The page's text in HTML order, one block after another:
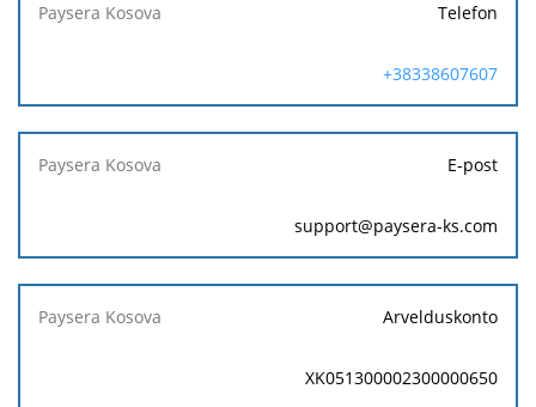
Telefon
+38338607607
E-post
support@paysera-ks.com
Arvelduskonto
XK051300002300000650